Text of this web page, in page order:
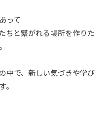
って
ちと繋がれる場所を作りた
中で、新しい気づきや学び
。